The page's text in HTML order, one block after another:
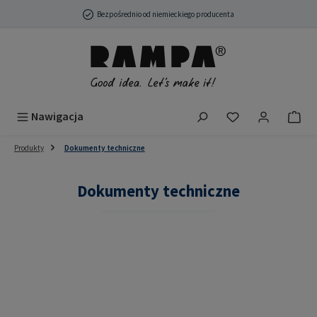
Przejdź do głównej zawartościBezpośrednio od niemieckiego producenta
Nawigacja Masz 0
Produkty Dokumenty techniczne
Dokumenty techniczne